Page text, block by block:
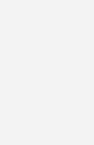
Wetter nicht wieder
dennoch nur um 2
Emissionen nur um 2
Schwäche
des
somit um 19 Millionen
von Gebäude- und
Industrie selbst trotz der
3 Millionen Tonnen an.
bei der
oder Eisen- und